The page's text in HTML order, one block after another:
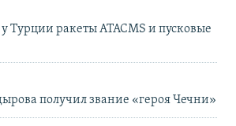
Турции ракеты ATACMS и пусковые
получил звание «героя Чечни»